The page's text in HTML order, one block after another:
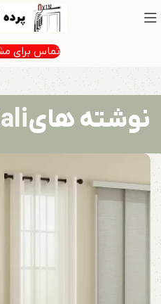
تماس برای
نوشته های